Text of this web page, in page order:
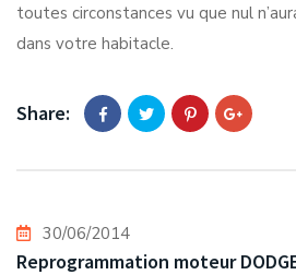
toutes circonstances vu que nul
dans votre habitacle.
Share:
30/06/2014
Reprogrammation moteur DODGE